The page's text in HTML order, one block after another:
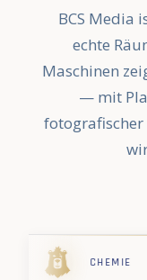
BCS Media
echte
Maschinen
— mit
fotografischer
STIHL